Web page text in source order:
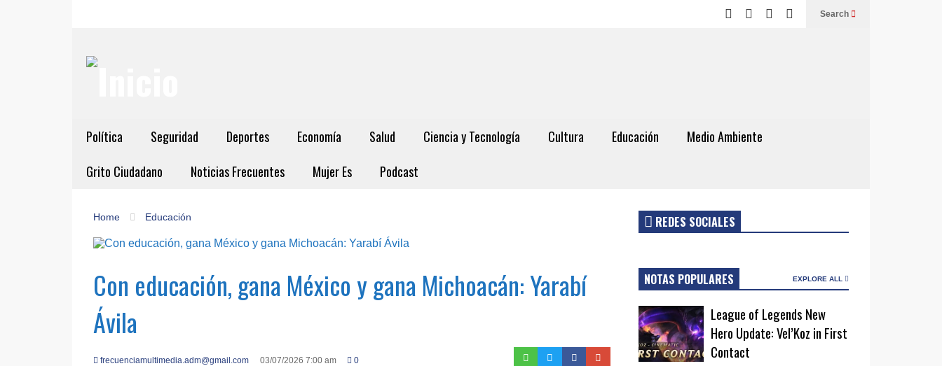
Search
Política Seguridad Deportes Economía Salud Ciencia y Tecnología Cultura Educación
Medio Ambiente
Grito Ciudadano
Noticias Frecuentes Mujer Es Podcast
Home Educación
Con educación, gana México y gana Michoacán: Yarabí
Ávila
frecuenciamultimedia.adm@gmail.com 03/07/2026 7:00 am 0
REDES SOCIALES
NOTAS POPULARES EXPLORE ALL
League of Legends New
Hero Update: Vel’Koz in First
Contact